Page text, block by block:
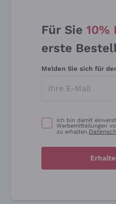
Für Sie 10%
erste
Melden Sie sich für
Ich bin damit
Werbemitteilungen
zu erhalten.